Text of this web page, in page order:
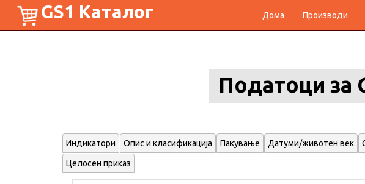
GS1 Каталог Дома Производи
Податоци за
Индикатори Опис и класификација Пакување Датуми/животен век
Целосен приказ